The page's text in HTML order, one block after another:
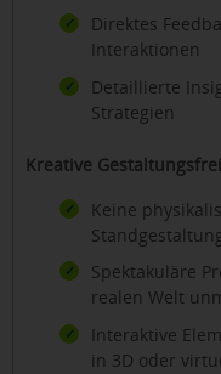
Direktes
Interaktionen
Detaillierte
Strategien
Kreative
Keine
Spektakuläre
realen Welt
Interaktive
in 3D oder